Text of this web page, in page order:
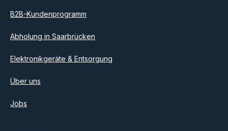
B2B-Kundenprogramm
Abholung in Saarbrücken
Elektronikgeräte & Entsorgung
Über uns
Jobs